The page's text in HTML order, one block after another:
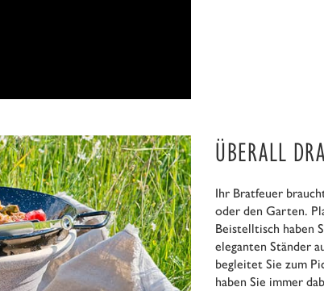
ÜBERALL
Ihr Bratfeuer
oder den Garten.
Beistelltisch haben
eleganten Ständer
begleitet Sie zum
haben Sie immer